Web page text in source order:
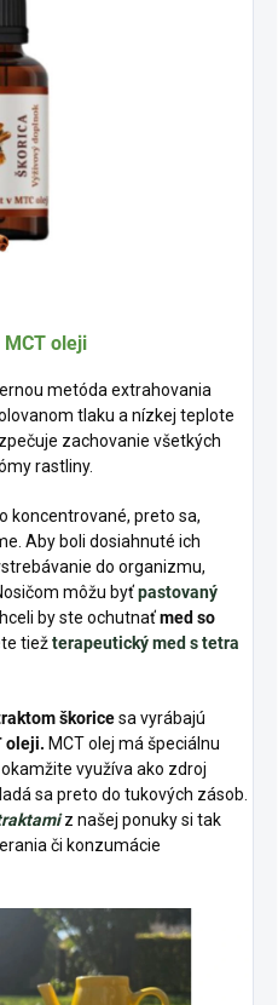
oleji
metóda extrahovania
tlaku a nízkej teplote
zachovanie všetkých
rastliny.
koncentrované, preto sa,
Aby boli dosiahnuté ich
do organizmu,
môžu byťpastovaný
by ste ochutnaťmed so
tiežterapeutický med s tetra
škoricesa vyrábajú
oleji. MCT olej má špeciálnu
využíva ako zdroj
sa preto do tukových zásob.
z našej ponuky si tak
či konzumácie